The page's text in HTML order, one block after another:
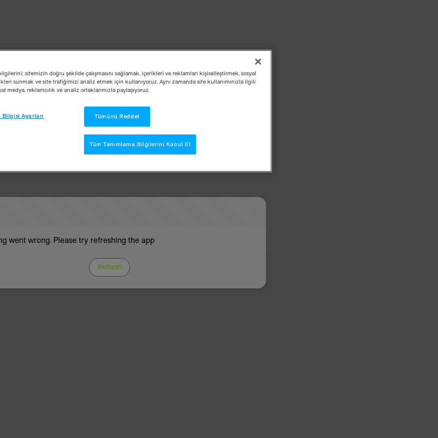
went wrong. Please try refreshing the app
Refresh
bilgilerini; sitemizin doğru şekilde çalışmasını sağlamak, içerikleri ve reklamları kişiselleştirmek, sosyal
sunmak ve site trafiğimizi analiz etmek için kullanıyoruz. Aynı zamanda site kullanımınızla ilgili
medya, reklamcılık ve analiz ortaklarımızla paylaşıyoruz.
Bilgisi Ayarları Tümünü Reddet
Tüm Tanımlama Bilgilerini Kabul Et